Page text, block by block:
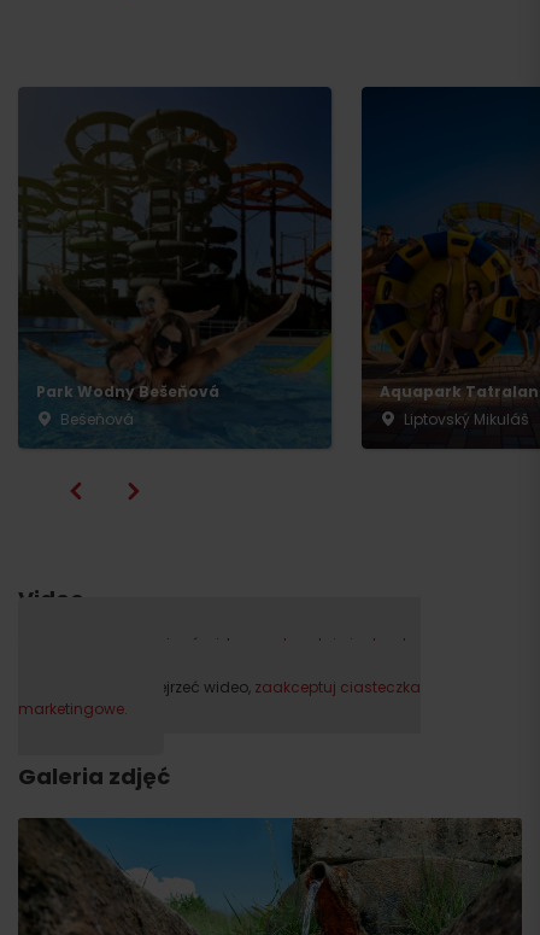
Park Wodny Bešeňová
Bešeňová
Aquapark
Liptovský Mikuláš
Video
Proszę, aby obejrzeć wideo,
zaakceptuj ciasteczka
Proszę, aby obejrzeć wideo, zaakceptuj ciasteczka
marketingowe.
Galeria zdjęć